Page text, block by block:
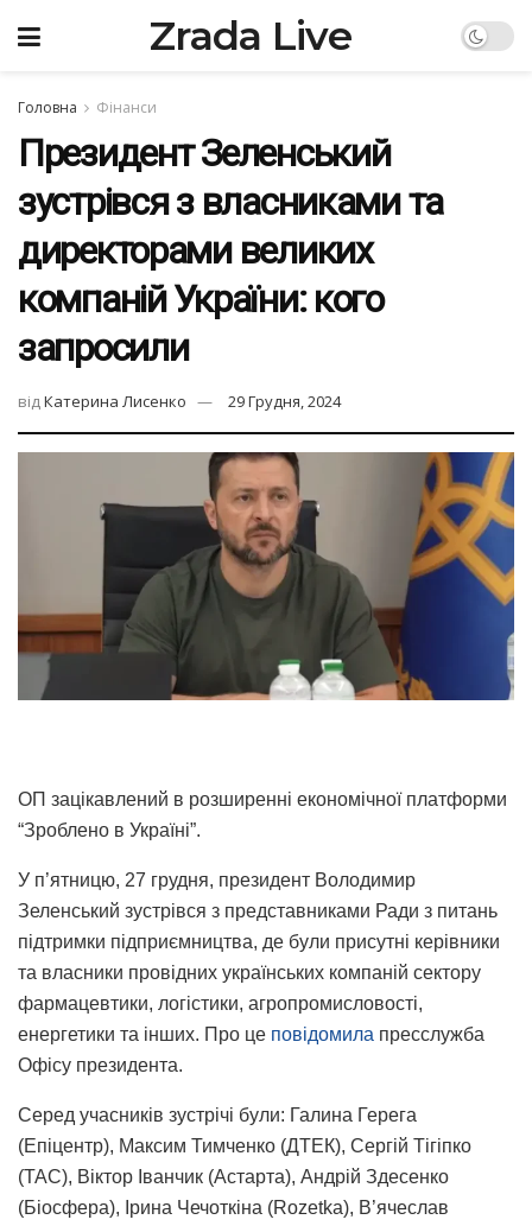
Zrada Live
Головна Фінанси
Президент Зеленський
зустрівся з власниками та
директорами великих
компаній України: кого
запросили
відКатерина Лисенко 29 Грудня, 2024
ОП зацікавлений в розширенні економічної платформи
“Зроблено в Україні”.
У п’ятницю, 27 грудня, президент Володимир
Зеленський зустрівся з представниками Ради з питань
підтримки підприємництва, де були присутні керівники
та власники провідних українських компаній сектору
фармацевтики, логістики, агропромисловості,
енергетики та інших. Про це повідомила пресслужба
Офісу президента.
Серед учасників зустрічі були: Галина Герега
(Епіцентр), Максим Тимченко (ДТЕК), Сергій Тігіпко
(ТАС), Віктор Іванчик (Астарта), Андрій Здесенко
(Біосфера), Ірина Чечоткіна (Rozetka), В’ячеслав